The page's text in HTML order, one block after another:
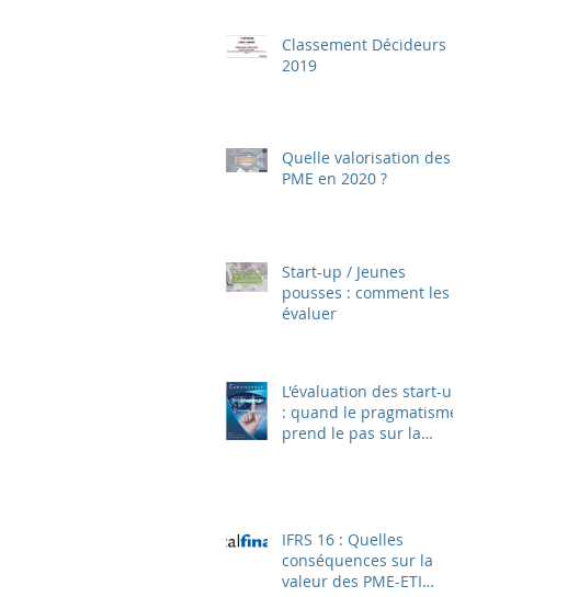
Classement Décideurs
2019
Quelle valorisation des
PME en 2020 ?
Start-up / Jeunes
pousses : comment les
évaluer
L'évaluation des start-up
: quand le pragmatisme
prend le pas sur la
IFRS 16 : Quelles
conséquences sur la
valeur des PME-ETI